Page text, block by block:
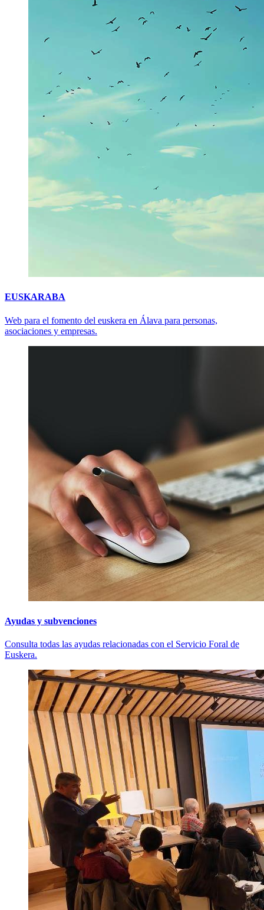
EUSKARABA
Web para el fomento del euskera en Álava para personas,
asociaciones y empresas.
Ayudas y subvenciones
Consulta todas las ayudas relacionadas con el Servicio Foral de
Euskera.